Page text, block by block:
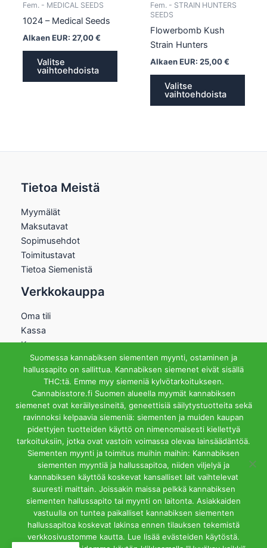
Fem. - MEDICAL SEEDS
1024 – Medical Seeds
Alkaen EUR: 27,00€
Valitse
vaihtoehdoista
Fem. - STRAIN HUNTERS
SEEDS
Flowerbomb Kush
Strain Hunters
Alkaen EUR: 25,00€
Valitse
vaihtoehdoista
Tietoa Meistä
Myymälät
Maksutavat
Sopimusehdot
Toimitustavat
Tietoa Siemenistä
Verkkokauppa
Oma tili
Kassa
Kauppa
Ostoskori
Helsingin Myymälä
Aukioloajat
Ma-Pe 12-18 La 12-15
Riihipellonkuja 3, 00390
Helsinki
info@cannabisstore.fi
Cannabisstore.fi | Kannabiksen Siemeniä Verkkokaupasta ja
Suomessa kannabiksen siementen myynti, ostaminen ja
hallussapito on sallittua. Kannabiksen siemenet eivät sisällä
THC:tä. Emme myy siemeniä kylvötarkoitukseen.
Cannabisstore.fi Suomen alueella myymät kannabiksen
siemenet ovat keräilyesineitä, geneettisiä säilytystuotteita sekä
ravinnoksi kelpaavia siemeniä: siementen ja muiden kaupan
pidettyjen tuotteiden käyttö on nimenomaisesti kiellettyä
tarkoituksiin, jotka ovat vastoin voimassa olevaa lainsäädäntöä.
Siementen myynti ja toimitus muihin maihin: Kannabiksen
siementen myyntiä ja hallussapitoa, niiden viljelyä ja
kannabiksen käyttöä koskevat kansalliset lait vaihtelevat
suuresti maittain. Joissakin maissa pelkkä kannabiksen
siementen hallussapito tai myynti on laitonta. Asiakkaiden
vastuulla on tuntea paikalliset kannabiksen siementen
hallussapitoa koskevat lakinsa ennen tilauksen tekemistä
verkkosivustomme kautta. Lue lisää evästeiden käytöstä.